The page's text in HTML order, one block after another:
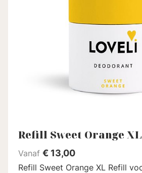
Refill Sweet Orange XL
Vanaf € 13,00
Refill Sweet Orange XL Refill voor de XL